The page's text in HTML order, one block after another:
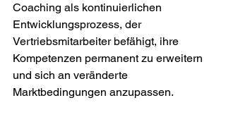
Coaching als kontinuierlichen
Entwicklungsprozess, der
Vertriebsmitarbeiter befähigt, ihre
Kompetenzen permanent zu erweitern
und sich an veränderte
Marktbedingungen anzupassen.